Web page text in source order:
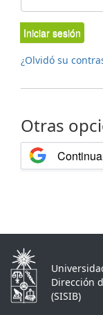
Iniciar sesión
¿Olvidó su
Otras
Dirección
(SISIB)